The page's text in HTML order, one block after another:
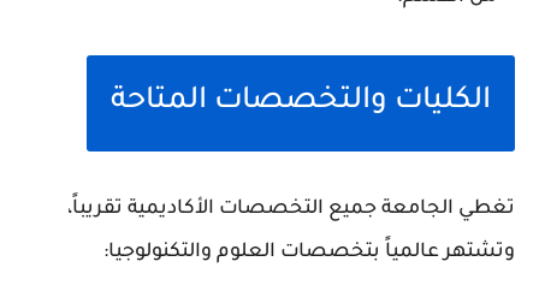
الكليات والتخصصات المتاحة
تغطي الجامعة جميع التخصصات الأكاديمية تقريباً،
وتشتهر عالمياً بتخصصات العلوم والتكنولوجيا: